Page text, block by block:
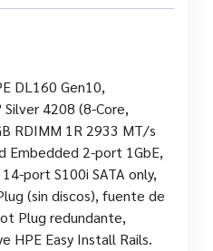
DL160 Gen10,
4208 (8-Core,
RDIMM 1R 2933 MT/s
Embedded 2-port 1GbE,
port S100i SATA only,
(sin discos), fuente de
Plug redundante,
HPE Easy Install Rails.